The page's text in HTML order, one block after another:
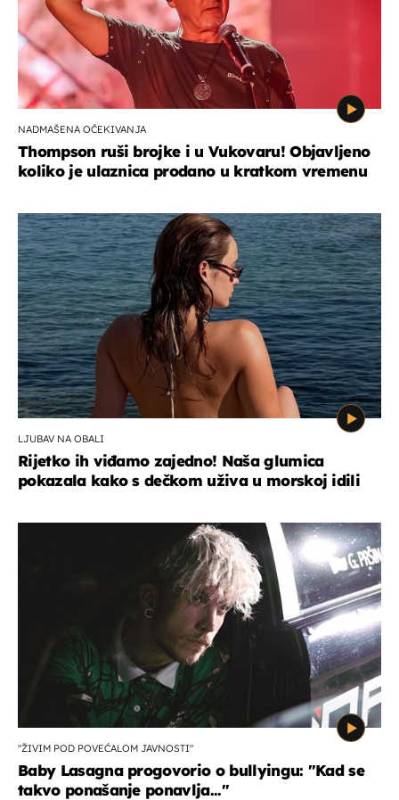
NADMAŠENA OČEKIVANJA
Thompson ruši brojke i u Vukovaru! Objavljeno
koliko je ulaznica prodano u kratkom vremenu
LJUBAV NA OBALI
Rijetko ih viđamo zajedno! Naša glumica
pokazala kako s dečkom uživa u morskoj idili
"ŽIVIM POD POVEĆALOM JAVNOSTI"
Baby Lasagna progovorio o bullyingu: "Kad se
takvo ponašanje ponavlja..."